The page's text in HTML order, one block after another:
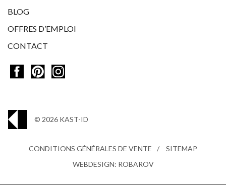
BLOG
OFFRES D’EMPLOI
CONTACT
© 2026 KAST-ID
CONDITIONS GÉNÉRALES DE VENTE
SITEMAP
WEBDESIGN: ROBAROV